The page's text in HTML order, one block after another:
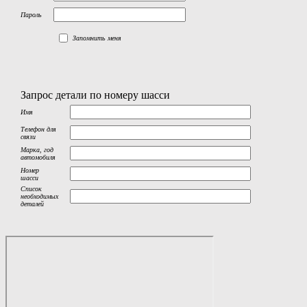
Пароль
Запомнить меня
Запрос детали по номеру шасси
Имя
Телефон для
связи
Марка, год
автомобиля
Номер
шасси
Список
необходимых
деталей